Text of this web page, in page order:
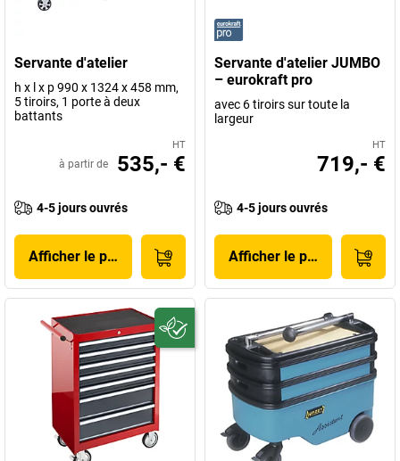
Servante d'atelier
h x l x p 990 x 1324 x 458 mm,
5 tiroirs, 1 porte à deux
battants
HT
à partir de 535,- €
4-5 jours ouvrés
Afficher le produit
Servante d'atelier JUMBO
– eurokraft pro
avec 6 tiroirs sur toute la
largeur
HT
719,- €
4-5 jours ouvrés
Afficher le produit